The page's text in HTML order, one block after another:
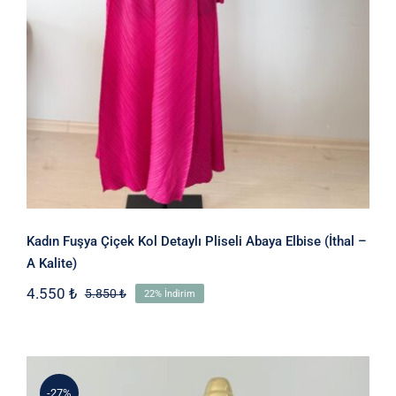
Kadın Fuşya Çiçek Kol Detaylı Pliseli Abaya Elbise (İthal –
A Kalite)
5.850₺Orijinal
4.550 ₺
Şu
4.550 ₺.
22% İndirim
-27%